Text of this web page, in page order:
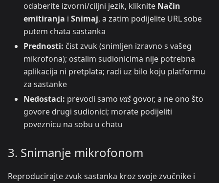
odaberite izvorni/ciljni jezik, kliknite Način
emitiranja i Snimaj, a zatim podijelite URL sobe
putem chata sastanka
Prednosti: čist zvuk (snimljen izravno s vašeg
mikrofona); ostalim sudionicima nije potrebna
aplikacija ni pretplata; radi uz bilo koju platformu
za sastanke
Nedostaci: prevodi samo vaš govor, a ne ono što
govore drugi sudionici; morate podijeliti
poveznicu na sobu u chatu
3. Snimanje mikrofonom
Reproducirajte zvuk sastanka kroz svoje zvučnike i